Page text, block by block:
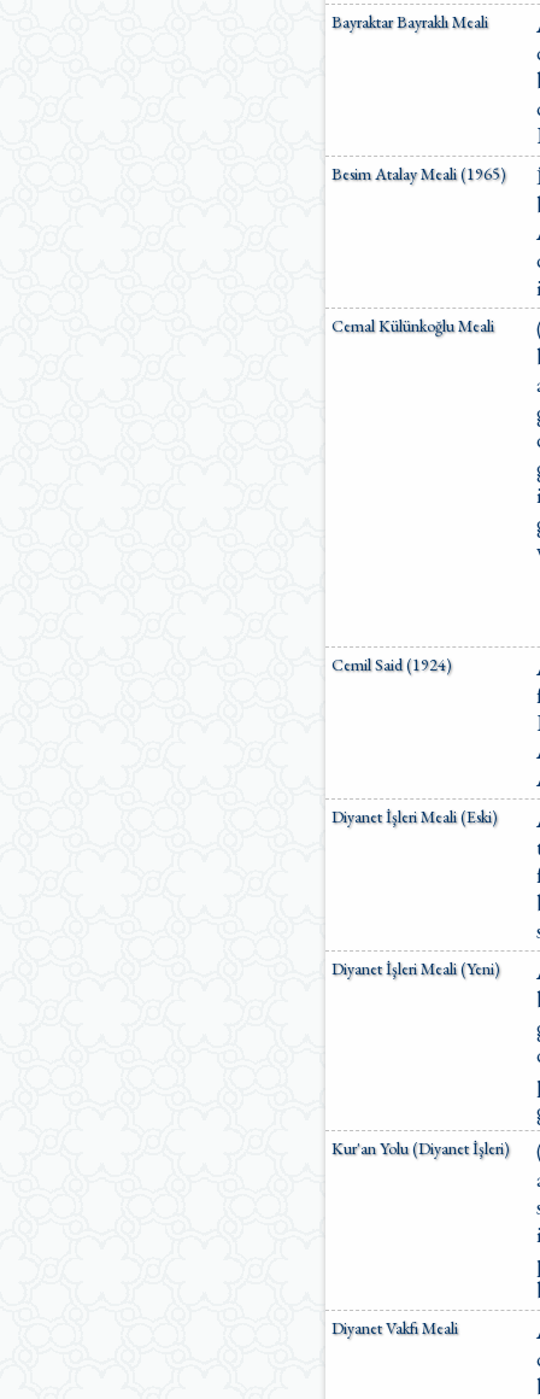
Bayraktar Bayraklı Meali
Besim Atalay Meali (1965)
Cemal Külünkoğlu Meali
Cemil Said (1924)
Diyanet İşleri Meali (Eski)
Diyanet İşleri Meali (Yeni)
Kur'an Yolu (Diyanet İşleri)
Diyanet Vakfı Meali